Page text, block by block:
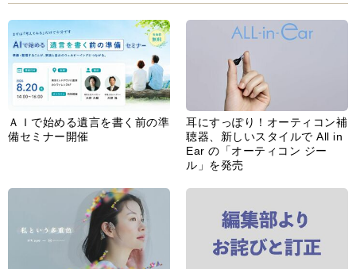
ＡＩで始める遺言を書く前の準
備セミナー開催
耳にすっぽり！オーティコン補
聴器、新しいスタイルで All in
Ear の「オーティコン ジー
ル」を発売